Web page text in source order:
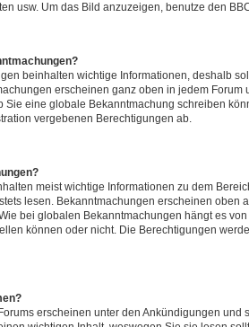
usw. Um das Bild anzuzeigen, benutze den
beinhalten wichtige Informationen, deshalb
erscheinen ganz oben in jedem Forum
Sie eine globale Bekanntmachung schreiben
vergebenen Berechtigungen ab.
meist wichtige Informationen zu dem
lesen. Bekanntmachungen erscheinen oben
bei globalen Bekanntmachungen hängt es
können oder nicht. Die Berechtigungen
erscheinen unter den Ankündigungen und